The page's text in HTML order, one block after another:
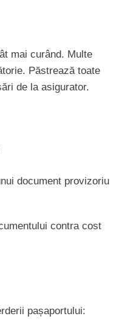
mai curând. Multe
Păstrează toate
de la asigurator.
document provizoriu
contra cost
pașaportului: